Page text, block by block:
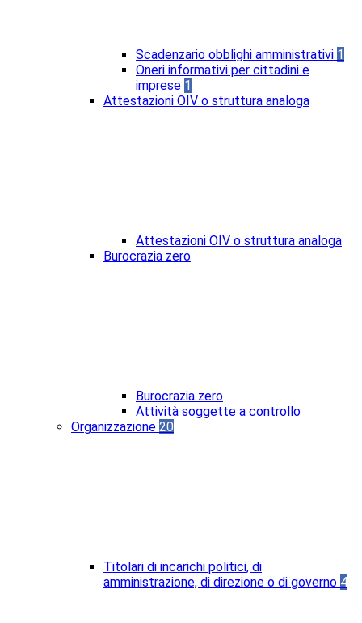
Scadenzario obblighi amministrativi 1
Oneri informativi per cittadini e
imprese 1
Attestazioni OIV o struttura analoga
Attestazioni OIV o struttura analoga
Burocrazia zero
Burocrazia zero
Attività soggette a controllo
Organizzazione 20
Titolari di incarichi politici, di
amministrazione, di direzione o di governo 4